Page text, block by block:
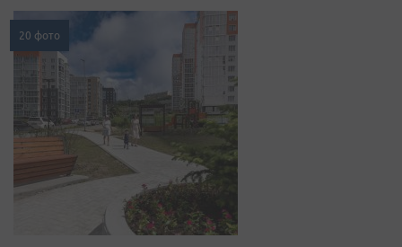
20 фото